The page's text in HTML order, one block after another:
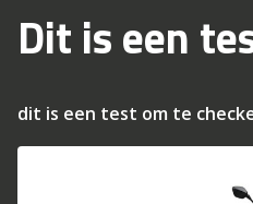
Dit is een
dit is een test om te